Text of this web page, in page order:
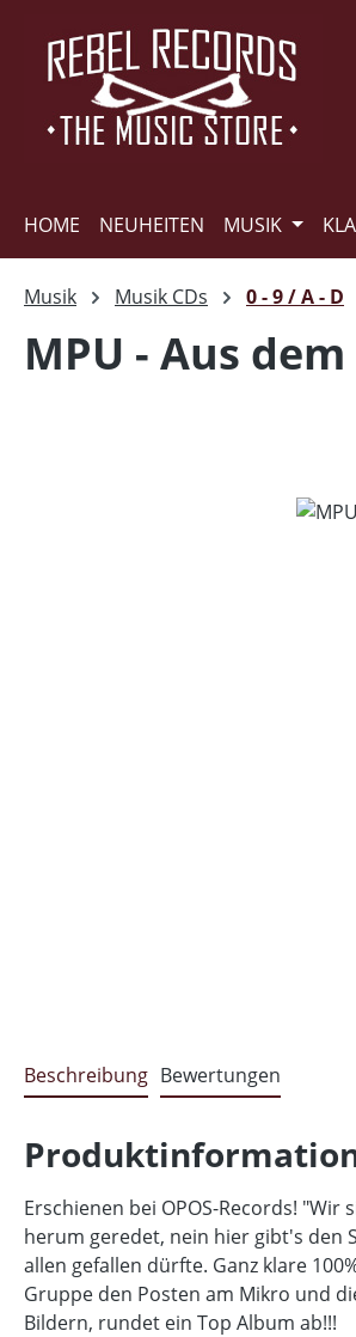
Hauptinhalt springen
Zur Suche springen
Zur Hauptnavigation springen
HOME NEUHEITEN MUSIK
Musik Musik CDs 0 - 9 / A - D
MPU - Aus
Beschreibung Bewertungen
Erschienen bei OPOS-Records!
herum geredet, nein hier gibt's den
allen gefallen dürfte. Ganz klare
Gruppe den Posten am Mikro und
Bildern, rundet ein Top Album ab!!!